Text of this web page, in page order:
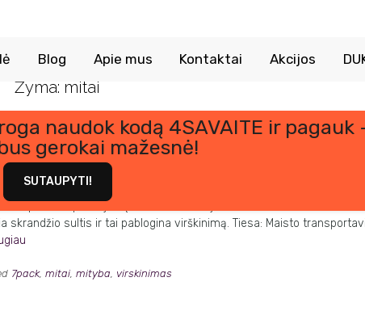
Blog Apie mus Kontaktai Akcijos
naudok kodą 4SAVAITE ir pagauk
gerokai mažesnė!
SUTAUPYTI!
Žyma: mitai
sveiką mitybą ir virškinimą
ir subalansuotą mitybą, labai dažnai išgirstame įvairių mitų apie
skrandžio sultis ir tai pablogina virškinimą. Tiesa: Maisto
7pack,mitai,mityba, virskinimas